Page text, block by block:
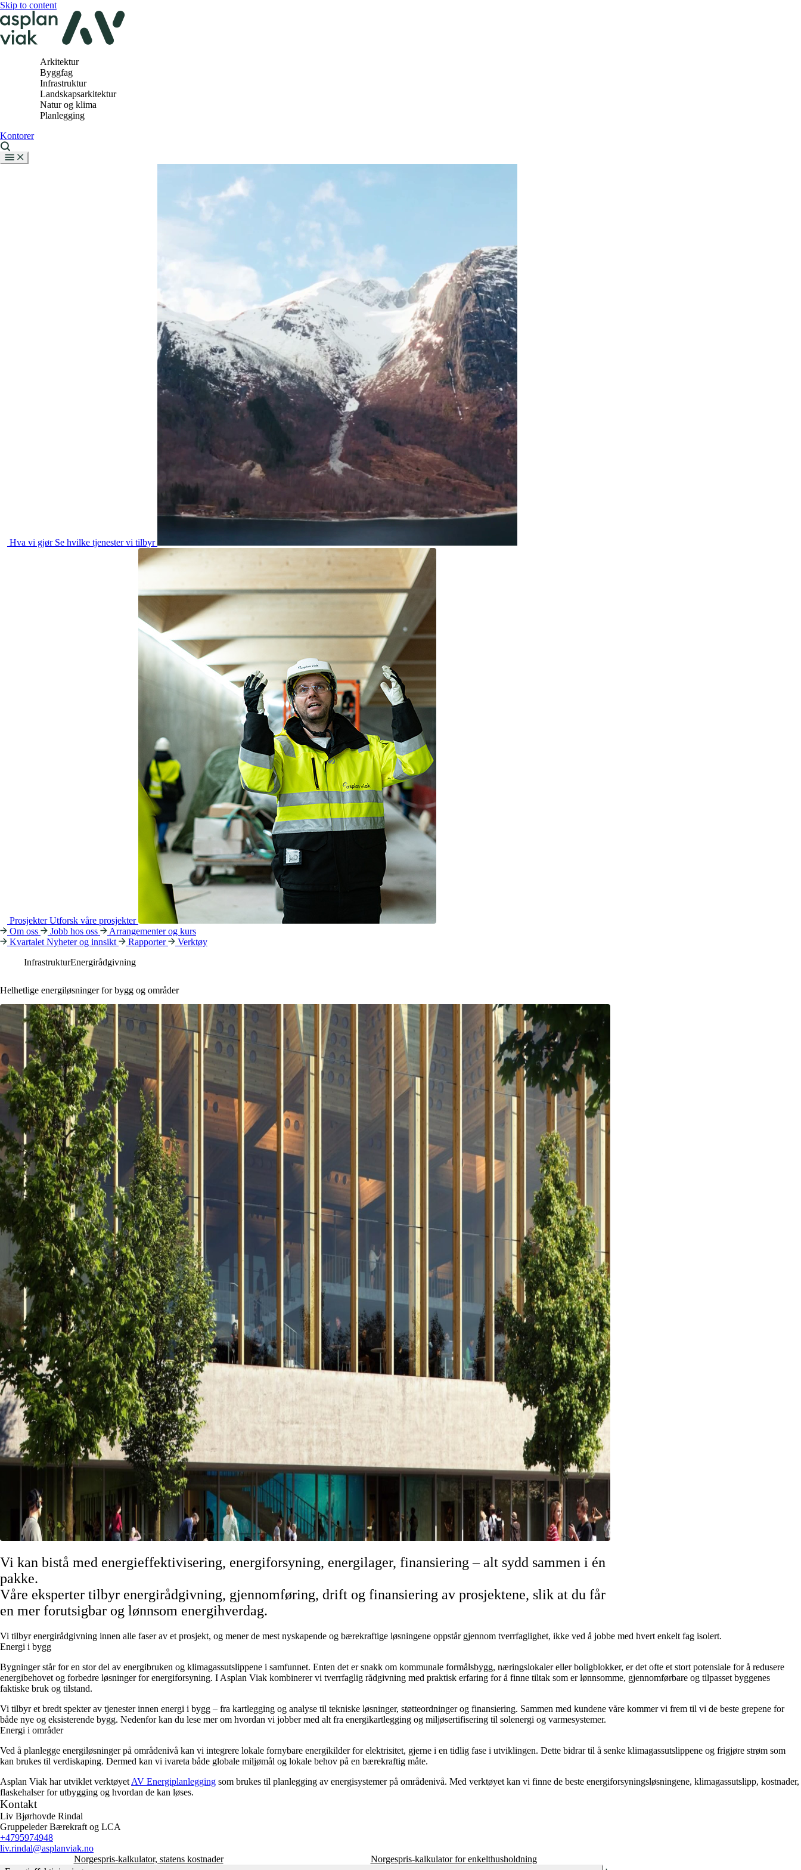
Skip to content
Arkitektur
Byggfag
Infrastruktur
Landskapsarkitektur
Natur og klima
Planlegging
Kontorer
Hva vi gjør Se hvilke tjenester vi tilbyr
ProsjekterUtforsk våre prosjekter
Om oss
Jobb hos oss
Arrangementer og kurs
Kvartalet Nyheter og innsikt Rapporter
Verktøy
InfrastrukturEnergirådgivning
Helhetlige energiløsninger for bygg og områder
Vi kan bistå med energieffektivisering, energiforsyning, energilager, finansiering – alt sydd sammen i én
pakke.
Våre eksperter tilbyr energirådgivning, gjennomføring, drift og finansiering av prosjektene, slik at du får
en mer forutsigbar og lønnsom energihverdag.
Vi tilbyr energirådgivning innen alle faser av et prosjekt, og mener de mest nyskapende og bærekraftige løsningene oppstår gjennom tverrfaglighet, ikke ved å jobbe med hvert enkelt fag isolert.
Energi i bygg
Bygninger står for en stor del av energibruken og klimagassutslippene i samfunnet. Enten det er snakk om kommunale formålsbygg, næringslokaler eller boligblokker, er det ofte et stort potensiale for å redusere
energibehovet og forbedre løsninger for energiforsyning. I Asplan Viak kombinerer vi tverrfaglig rådgivning med praktisk erfaring for å finne tiltak som er lønnsomme, gjennomførbare og tilpasset byggenes
faktiske bruk og tilstand.
Vi tilbyr et bredt spekter av tjenester innen energi i bygg – fra kartlegging og analyse til tekniske løsninger, støtteordninger og finansiering. Sammen med kundene våre kommer vi frem til vi de beste grepene for
både nye og eksisterende bygg. Nedenfor kan du lese mer om hvordan vi jobber med alt fra energikartlegging og miljøsertifisering til solenergi og varmesystemer.
Energi i områder
Ved å planlegge energiløsninger på områdenivå kan vi integrere lokale fornybare energikilder for elektrisitet, gjerne i en tidlig fase i utviklingen. Dette bidrar til å senke klimagassutslippene og frigjøre strøm som
kan brukes til verdiskaping. Dermed kan vi ivareta både globale miljømål og lokale behov på en bærekraftig måte.
Asplan Viak har utviklet verktøyet AV Energiplanlegging som brukes til planlegging av energisystemer på områdenivå. Med verktøyet kan vi finne de beste energiforsyningsløsningene, klimagassutslipp, kostnader,
flaskehalser for utbygging og hvordan de kan løses.
Kontakt
Liv Bjørhovde Rindal
Gruppeleder Bærekraft og LCA
+4795974948
liv.rindal@asplanviak.no
Norgespris-kalkulator, statens kostnader
Norgespris-kalkulator for enkelthusholdning